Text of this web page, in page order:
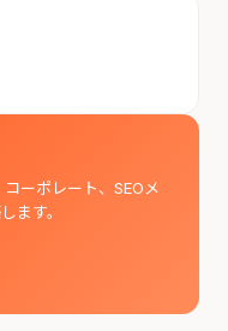
ーポレート、SEOメ
ます。